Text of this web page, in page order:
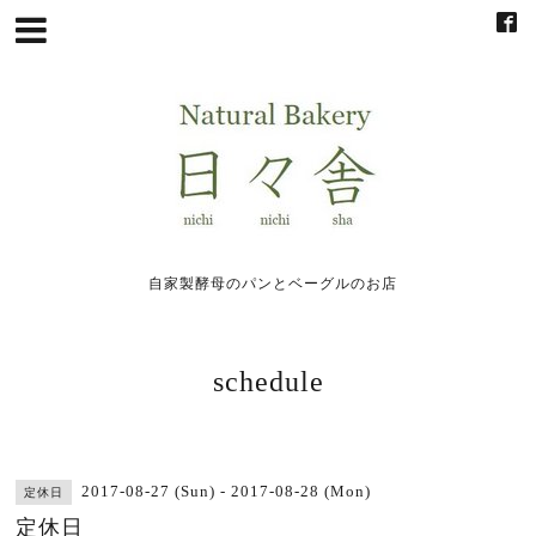
自家製酵母のパンとベーグルのお店
schedule
定休日 2017-08-27 (Sun) - 2017-08-28 (Mon)
定休日